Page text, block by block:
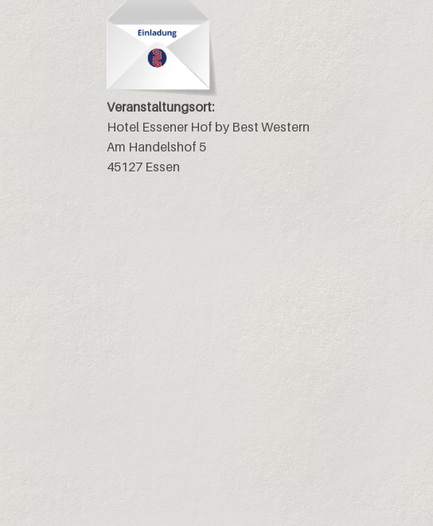
Veranstaltungsort:
Hotel Essener Hof by Best Western
Am Handelshof 5
45127 Essen